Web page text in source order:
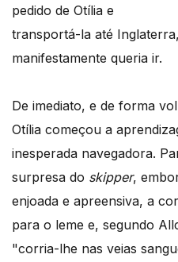
pedido de Otília e
transportá-la até
manifestamente queria ir.
De imediato, e de forma
Otília começou a
inesperada navegadora.
surpresa do skipper,
enjoada e apreensiva, a
para o leme e, segundo
"corria-lhe nas veias